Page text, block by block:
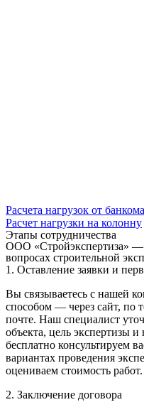
Расчета нагрузок от
Расчет нагрузки на колонну
Этапы сотрудничества
ООО «Стройэкспертиза»
вопросах строительной
1. Оставление заявки и
Вы связываетесь с нашей
способом — через сайт, по
почте. Наш специалист
объекта, цель экспертизы
бесплатно консультируем
вариантах проведения
оцениваем стоимость работ.
2. Заключение договора